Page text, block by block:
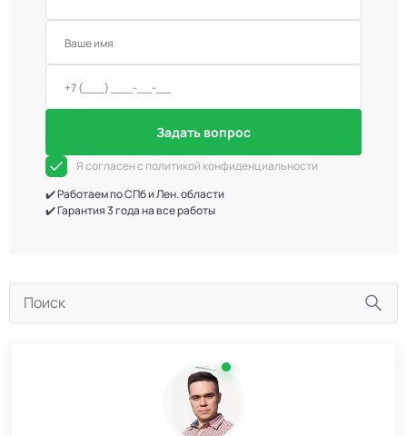
Задать вопрос
Я согласен с политикой конфиденциальности
✔️ Работаем по СПб и Лен. области
✔️ Гарантия 3 года на все работы